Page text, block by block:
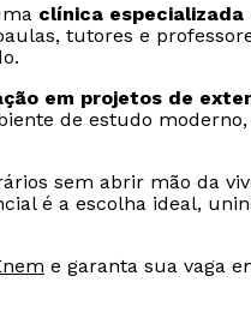
clínica
tutores e
em projetos de
de estudo
sem abrir mão da
é a escolha ideal,
e garanta sua vaga